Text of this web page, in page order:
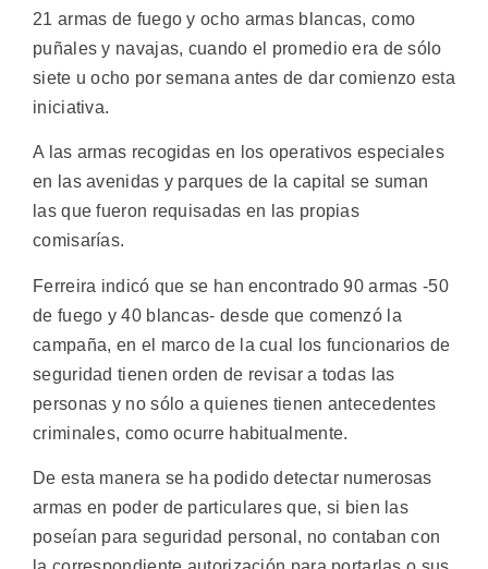
21 armas de fuego y ocho armas blancas, como
puñales y navajas, cuando el promedio era de sólo
siete u ocho por semana antes de dar comienzo esta
iniciativa.
A las armas recogidas en los operativos especiales
en las avenidas y parques de la capital se suman
las que fueron requisadas en las propias
comisarías.
Ferreira indicó que se han encontrado 90 armas -50
de fuego y 40 blancas- desde que comenzó la
campaña, en el marco de la cual los funcionarios de
seguridad tienen orden de revisar a todas las
personas y no sólo a quienes tienen antecedentes
criminales, como ocurre habitualmente.
De esta manera se ha podido detectar numerosas
armas en poder de particulares que, si bien las
poseían para seguridad personal, no contaban con